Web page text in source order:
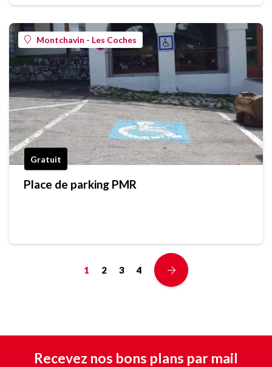
Montchavin - Les Coches
Gratuit
Place de parking PMR
1 2 3 4
Recevez nos bons plans par mail